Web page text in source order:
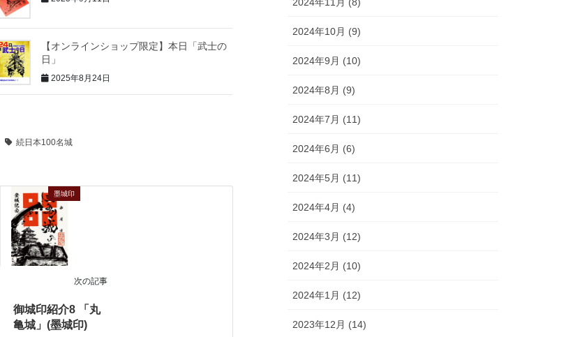
【オンラインショップ限定】本日「武士の
日」
2025年8月24日
続日本100名城
墨城印
次の記事
御城印紹介8 「丸
亀城」(墨城印)
2024年10月 (9)
2024年9月 (10)
2024年8月 (9)
2024年7月 (11)
2024年6月 (6)
2024年5月 (11)
2024年4月 (4)
2024年3月 (12)
2024年2月 (10)
2024年1月 (12)
2023年12月 (14)